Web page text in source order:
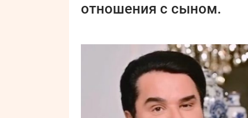
отношения с сыном.